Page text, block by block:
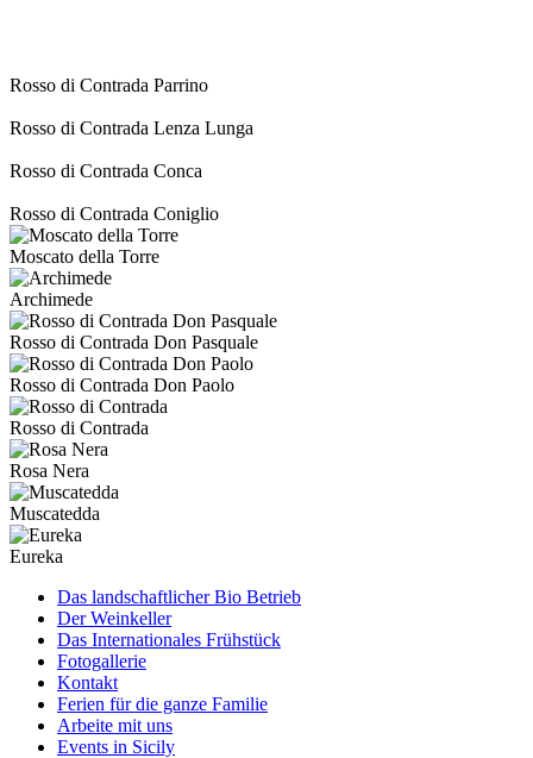
Rosso di Contrada Parrino
Rosso di Contrada Lenza Lunga
Rosso di Contrada Conca
Rosso di Contrada Coniglio
Moscato della Torre
Archimede
Rosso di Contrada Don Pasquale
Rosso di Contrada Don Paolo
Rosso di Contrada
Rosa Nera
Muscatedda
Eureka
Das landschaftlicher Bio Betrieb
Der Weinkeller
Das Internationales Frühstück
Fotogallerie
Kontakt
Ferien für die ganze Familie
Arbeite mit uns
Events in Sicily